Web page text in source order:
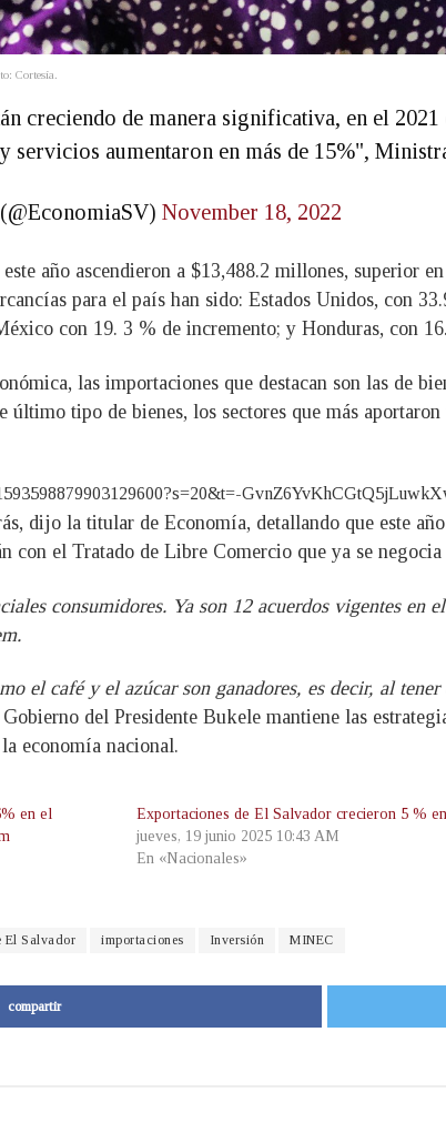
Cortesía.
creciendo de manera significativa, en el
servicios aumentaron en más de 15%",
November 18, 2022
año ascendieron a $13,488.2 millones, superior
para el país han sido: Estados Unidos, con
con 19. 3 % de incremento; y Honduras, con
las importaciones que destacan son las de
último tipo de bienes, los sectores que más
dijo la titular de Economía, detallando que este
con el Tratado de Libre Comercio que ya se
consumidores. Ya son 12 acuerdos vigentes
el café y el azúcar son ganadores, es decir, al
del Presidente Bukele mantiene las
economía nacional.
en el
Exportaciones de El Salvador crecieron 5 %
jueves, 19 junio 2025 10:43 AM
En «Nacionales»
El Salvador importaciones Inversión MINEC
compartir